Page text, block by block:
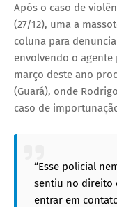
Após o caso de
(27/12), uma a
coluna para
envolvendo o
março deste ano
(Guará), onde
caso de
“Esse policial
sentiu no direito
entrar em